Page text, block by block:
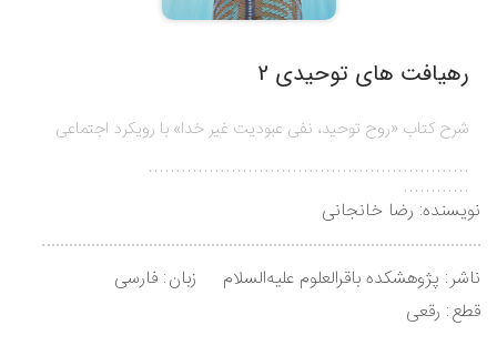
رهیافت های توحیدی 2
شرح کتاب «روح توحید، نفی عبودیت غیر خدا» با رویکرد اجتماعی
..........................................................
............
نویسنده: رضا خانجانی
ناشر پژوهشکده باقرالعلوم علیه‌السلام زبان فارسی
قطع رقعی